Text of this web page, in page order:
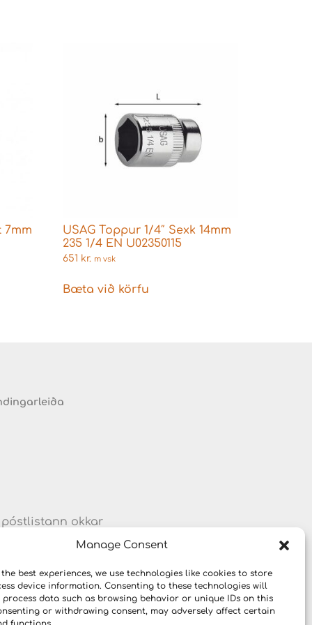
Manage Consent
best experiences, we use technologies like cookies to store
device information. Consenting to these technologies will
data such as browsing behavior or unique IDs on this
or withdrawing consent, may adversely affect certain
7mm
USAG Toppur 1/4″ Sexk 14mm
235 1/4 EN U02350115
651 kr. m vsk
Bæta við körfu
okkar
og